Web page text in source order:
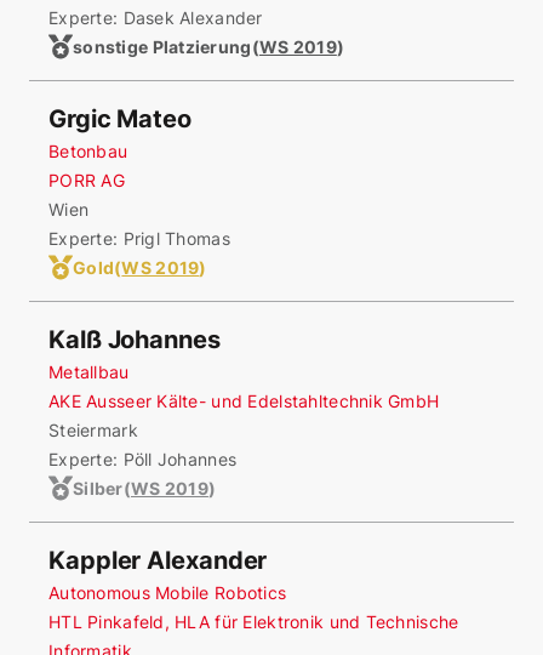
Experte: Dasek Alexander
sonstige Platzierung(WS 2019)
Grgic Mateo
Betonbau
PORR AG
Wien
Experte: Prigl Thomas
Gold(WS 2019)
Kalß Johannes
Metallbau
AKE Ausseer Kälte- und Edelstahltechnik GmbH
Steiermark
Experte: Pöll Johannes
Silber(WS 2019)
Kappler Alexander
Autonomous Mobile Robotics
HTL Pinkafeld, HLA für Elektronik und Technische
Informatik